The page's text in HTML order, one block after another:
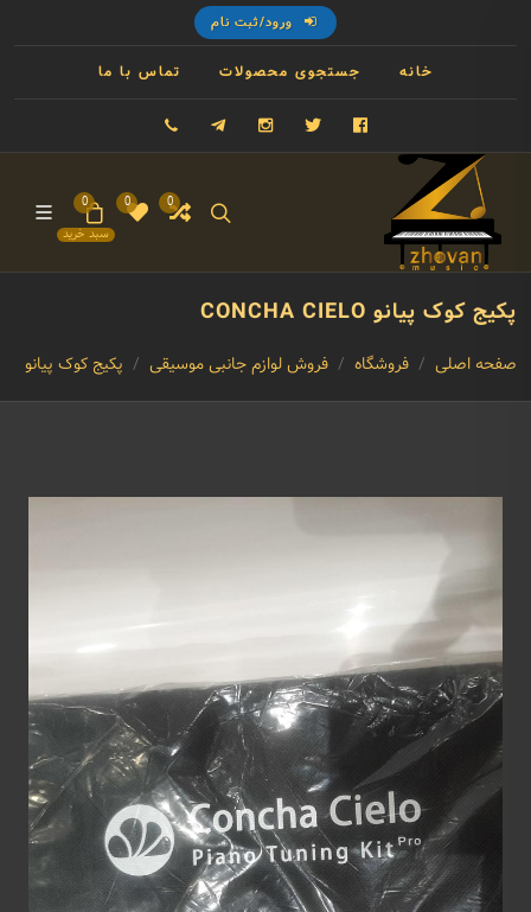
ورود/ثبت نام
خانه جستجوی محصولات تماس با ما
فیسبوک توییتر اینستاگرام تلگرام
0
0
سبد خرید
0
پکیج کوک پیانو CONCHA CIELO
صفحه اصلی فروشگاه فروش لوازم جانبی موسیقی پکیج کوک پیانو